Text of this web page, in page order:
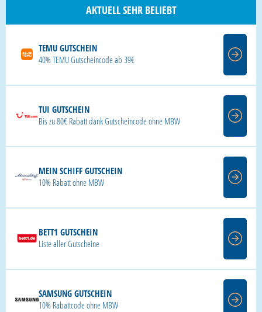
AKTUELL SEHR BELIEBT
TEMU GUTSCHEIN
40% TEMU Gutscheincode ab 39€
TUI GUTSCHEIN
Bis zu 80€ Rabatt dank Gutscheincode ohne MBW
MEIN SCHIFF GUTSCHEIN
10% Rabatt ohne MBW
BETT1 GUTSCHEIN
Liste aller Gutscheine
SAMSUNG GUTSCHEIN
10% Rabattcode ohne MBW